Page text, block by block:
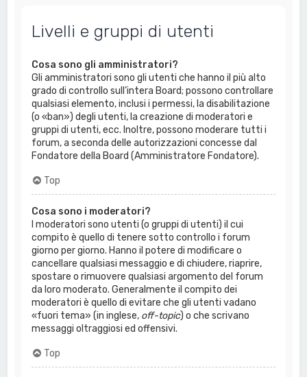
Livelli e gruppi di utenti
Cosa sono gli amministratori?
Gli amministratori sono gli utenti che hanno il più alto
grado di controllo sull’intera Board; possono controllare
qualsiasi elemento, inclusi i permessi, la disabilitazione
(o «ban») degli utenti, la creazione di moderatori e
gruppi di utenti, ecc. Inoltre, possono moderare tutti i
forum, a seconda delle autorizzazioni concesse dal
Fondatore della Board (Amministratore Fondatore).
Top
Cosa sono i moderatori?
I moderatori sono utenti (o gruppi di utenti) il cui
compito è quello di tenere sotto controllo i forum
giorno per giorno. Hanno il potere di modificare o
cancellare qualsiasi messaggio e di chiudere, riaprire,
spostare o rimuovere qualsiasi argomento del forum
da loro moderato. Generalmente il compito dei
moderatori è quello di evitare che gli utenti vadano
«fuori tema» (in inglese, off-topic) o che scrivano
messaggi oltraggiosi ed offensivi.
Top